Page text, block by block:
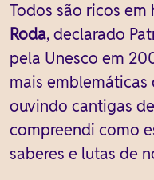
Todos são ricos em
Roda, declarado
pela Unesco em
mais emblemáticas
ouvindo cantigas
compreendi como
saberes e lutas de